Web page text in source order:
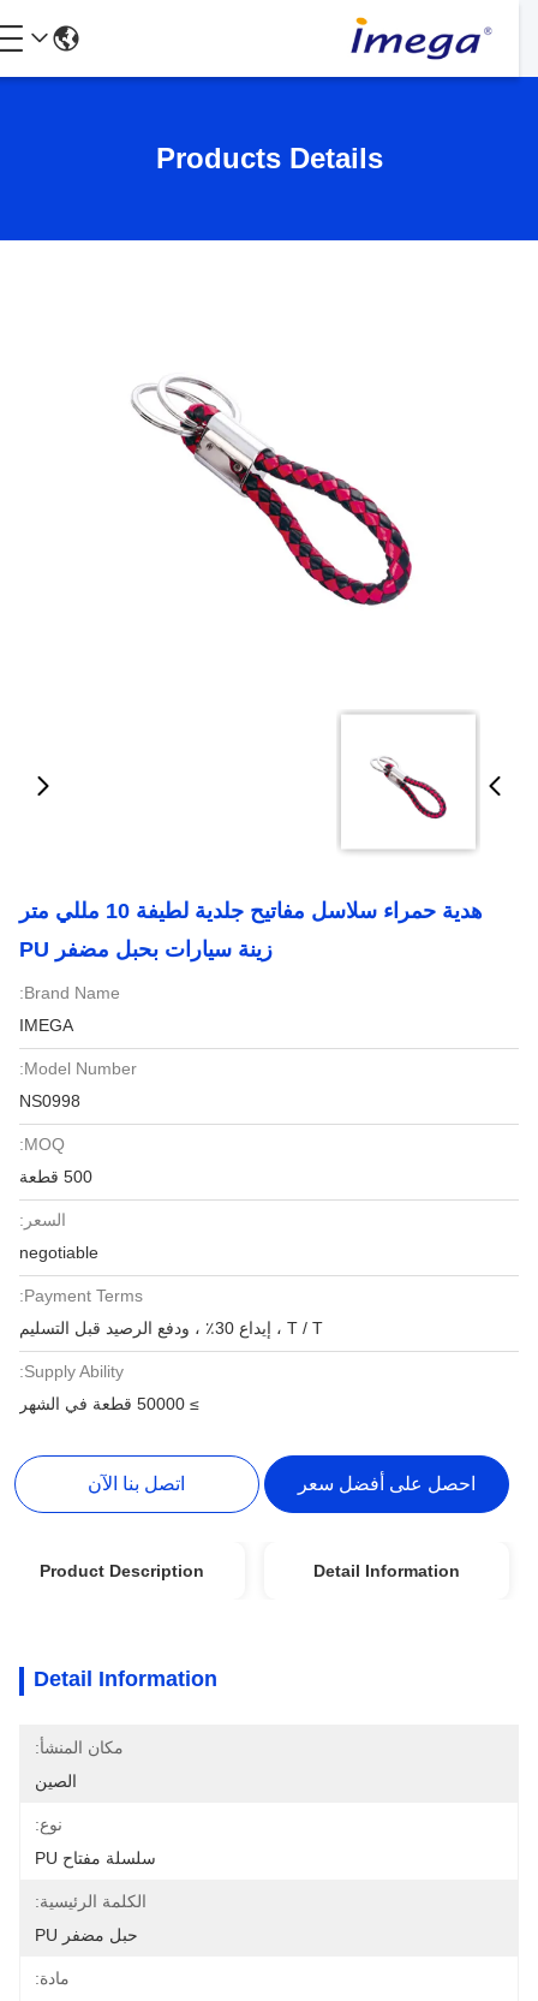
Products Details
هدية حمراء سلاسل مفاتيح جلدية لطيفة 10 مللي متر
زينة سيارات بحبل مضفر PU
Brand Name:
IMEGA
Model Number:
NS0998
MOQ:
500 قطعة
السعر:
negotiable
Payment Terms:
T / T ، إيداع 30٪ ، ودفع الرصيد قبل التسليم
Supply Ability:
≥ 50000 قطعة في الشهر
احصل على أفضل سعر اتصل بنا الآن
Detail Information
Product Description
Detail Information
مكان المنشأ:
الصين
نوع:
سلسلة مفتاح PU
الكلمة الرئيسية:
حبل مضفر PU
مادة: